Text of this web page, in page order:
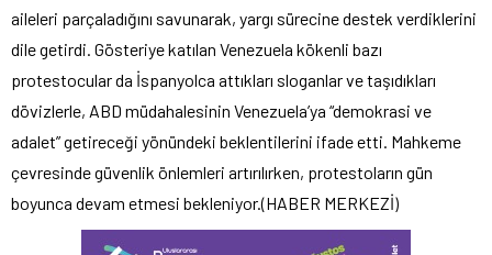
aileleri parçaladığını savunarak, yargı sürecine destek verdiklerini
dile getirdi. Gösteriye katılan Venezuela kökenli bazı
protestocular da İspanyolca attıkları sloganlar ve taşıdıkları
dövizlerle, ABD müdahalesinin Venezuela’ya “demokrasi ve
adalet” getireceği yönündeki beklentilerini ifade etti. Mahkeme
çevresinde güvenlik önlemleri artırılırken, protestoların gün
boyunca devam etmesi bekleniyor.(HABER MERKEZİ)